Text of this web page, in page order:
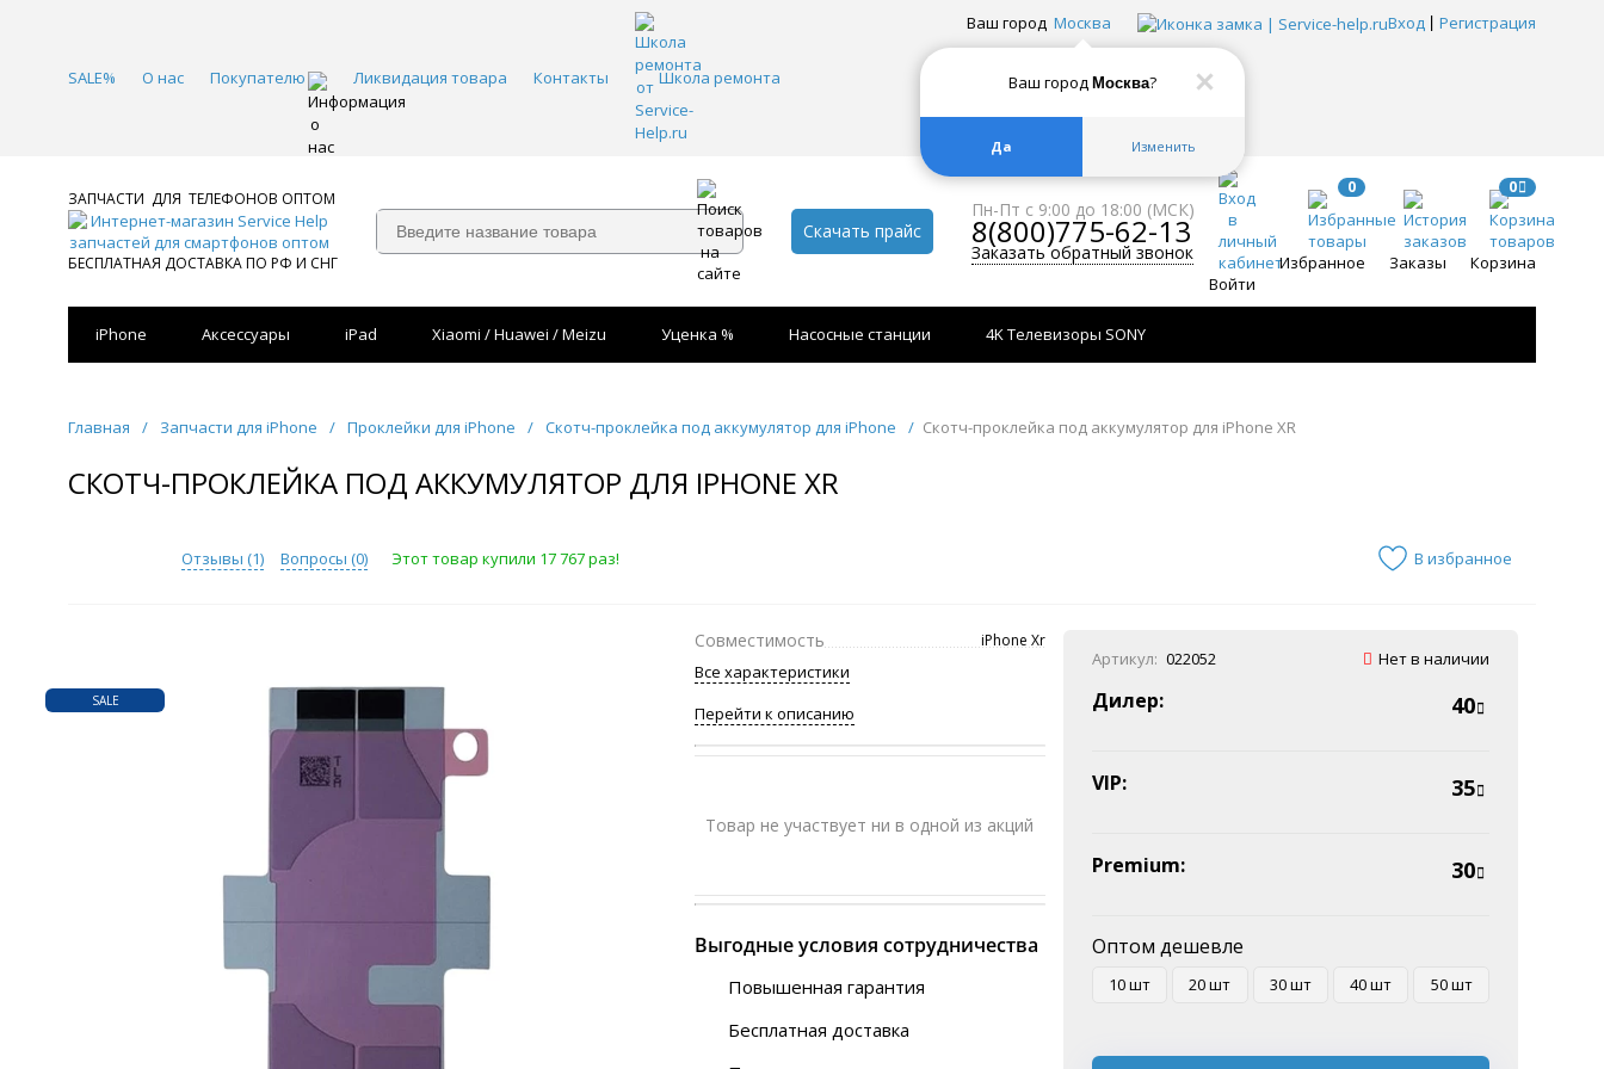
Ваш город Москва?
Да Изменить
SALE% О нас Покупателю Ликвидация товара Контакты Школа ремонта
Ваш город Москва Вход Регистрация
ЗАПЧАСТИ ДЛЯ ТЕЛЕФОНОВ ОПТОМ
БЕСПЛАТНАЯ ДОСТАВКА ПО РФ И СНГ
Скачать прайс
Пн-Пт с 9:00 до 18:00 (МСК)
8(800)775-62-13
Заказать обратный звонок
Войти
0
Избранное Заказы
0
Корзина
iPhone Аксессуары iPad Xiaomi / Huawei / Meizu Уценка % Насосные станции 4K Телевизоры SONY
Главная / Запчасти для iPhone / Проклейки для iPhone / Скотч-проклейка под аккумулятор для iPhone / Скотч-проклейка под аккумулятор для iPhone XR
СКОТЧ-ПРОКЛЕЙКА ПОД АККУМУЛЯТОР ДЛЯ IPHONE XR
Отзывы (1) Вопросы (0) Этот товар купили 17 767 раз! В избранное
SALE
Совместимость iPhone Xr
Все характеристики
Перейти к описанию
Товар не участвует ни в одной из акций
Выгодные условия сотрудничества
Повышенная гарантия
Бесплатная доставка
Артикул: 022052 Нет в наличии
Дилер: 40
VIP: 35
Premium: 30
Оптом дешевле
10 шт 20 шт 30 шт 40 шт 50 шт